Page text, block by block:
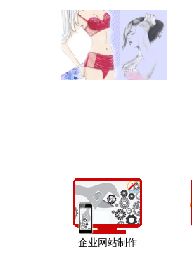
企业网站制作